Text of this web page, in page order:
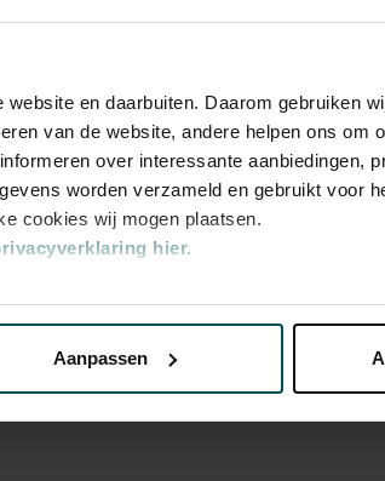
en daarbuiten. Daarom gebruiken
van de website, andere helpen ons om
over interessante aanbiedingen,
worden verzameld en gebruikt voor
cookies wij mogen plaatsen.
hier.
toestemming op elk moment wijzigen of
kunnen ontvangen en verwerken.
Aanpassen